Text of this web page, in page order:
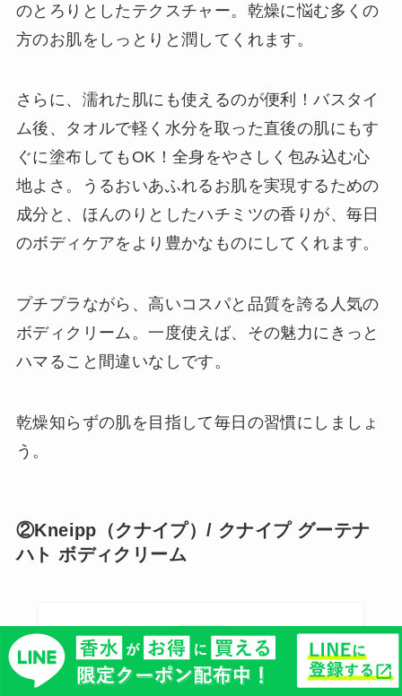
のとろりとしたテクスチャー。乾燥に悩む多くの
方のお肌をしっとりと潤してくれます。
さらに、濡れた肌にも使えるのが便利！バスタイ
ム後、タオルで軽く水分を取った直後の肌にもす
ぐに塗布してもOK！全身をやさしく包み込む心
地よさ。うるおいあふれるお肌を実現するための
成分と、ほんのりとしたハチミツの香りが、毎日
のボディケアをより豊かなものにしてくれます。
プチプラながら、高いコスパと品質を誇る人気の
ボディクリーム。一度使えば、その魅力にきっと
ハマること間違いなしです。
乾燥知らずの肌を目指して毎日の習慣にしましょ
う。
②Kneipp（クナイプ）/ クナイプ グーテナ
ハト ボディクリーム